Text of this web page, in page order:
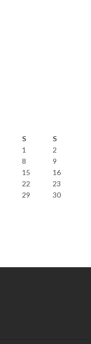
S
S
1
2
8
9
15
16
22
23
29
30